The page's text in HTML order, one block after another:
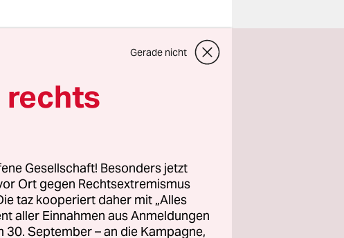
– sogar die
Geldpolitik?
Präsident
Ökonomen,
flutet sie den
Zinsen,
Gerade nicht
rechts
Gesellschaft! Besonders jetzt
Ort gegen Rechtsextremismus
taz kooperiert daher mit „Alles
aller Einnahmen aus Anmeldungen
30. September – an die Kampagne,